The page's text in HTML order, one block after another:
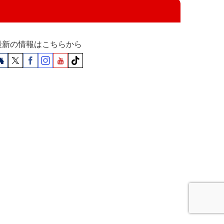
新の情報はこちらから